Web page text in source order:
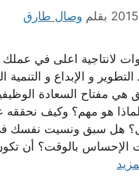
بقلم وصال طارق
لانتاجية اعلى في عملك
التطوير و الإبداع و
هي مفتاح السعادة
لماذا هو مهم؟ وكيف
هل سبق ونسيت نفسك
الإحساس بالوقت؟ أن